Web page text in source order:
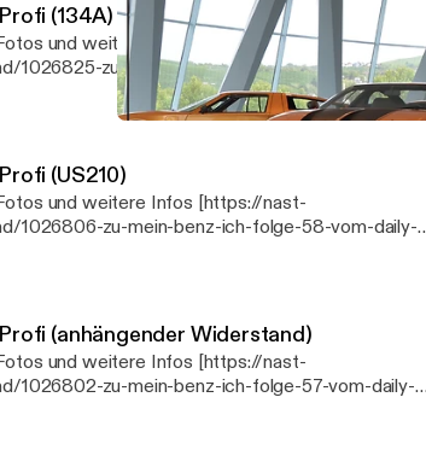
(134A)
1026825-zu-mein-benz-ich-folge-59-vom-daily-
Webseite: www.meinbenzundich.de
(US210)
1026806-zu-mein-benz-ich-folge-58-vom-daily-
(anhängender Widerstand)
1026802-zu-mein-benz-ich-folge-57-vom-daily-
Marcels Webseiten